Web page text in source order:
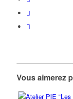
Vous aimerez